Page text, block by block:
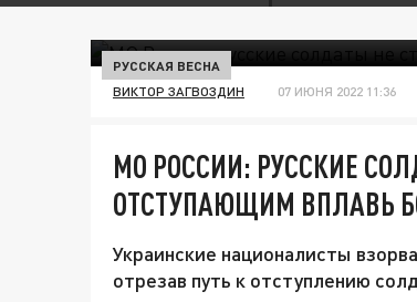
РУССКАЯ ВЕСНА
ВИКТОР ЗАГВОЗДИН 07 ИЮНЯ 2022 11:36
МО РОССИИ: РУССКИЕ
ОТСТУПАЮЩИМ ВПЛАВЬ
Украинские националисты
отрезав путь к отступлению